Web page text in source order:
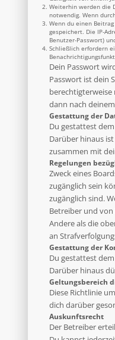
Weiterhin werden die
notwendig. Wenn
Wenn du einen
gespeichert. Die IP-
Benutzer-Passwort)
Schließlich erfordern
Dein Passwort
Passwort ist dein
berechtigterweise
dann nach
Gestattung der
Du gestattest
Darüber hinaus
zusammen mit
Regelungen
Zweck eines
zugänglich sein
zugänglich sind.
Betreiber und
Andere als die
an
Gestattung der
Du gestattest
Darüber hinaus
Geltungsbereich
Diese Richtlinie
dich darüber
Auskunftsrecht
Der Betreiber